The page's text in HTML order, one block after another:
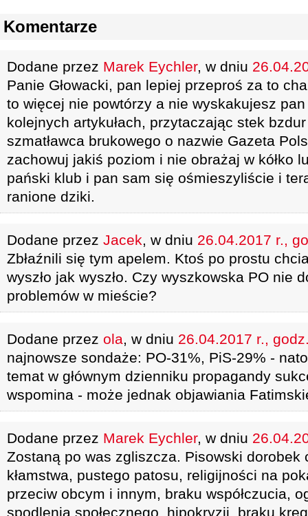
Komentarze
Dodane przez Marek Eychler, w dniu
Panie Głowacki, pan lepiej przeproś za to
to więcej nie powtórzy a nie wyskakujesz
kolejnych artykułach, przytaczając stek
szmatławca brukowego o nazwie Gazeta
zachowuj jakiś poziom i nie obrażaj w kółko
pański klub i pan sam się ośmieszyliście i
ranione dziki.
Dodane przez Jacek, w dniu 26.04.2017 r.,
Zbłaźnili się tym apelem. Ktoś po prostu
wyszło jak wyszło. Czy wyszkowska PO nie
problemów w mieście?
Dodane przez ola, w dniu 26.04.2017 r.,
najnowsze sondaże: PO-31%, PiS-29% -
temat w głównym dzienniku propagandy
wspomina - może jednak objawiania
Dodane przez Marek Eychler, w dniu
Zostaną po was zgliszcza. Pisowski dorobek
kłamstwa, pustego patosu, religijności na
przeciw obcym i innym, braku współczucia,
spodlenia społecznego, hipokryzji, braku